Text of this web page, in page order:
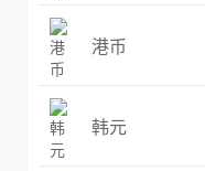
港币
韩元